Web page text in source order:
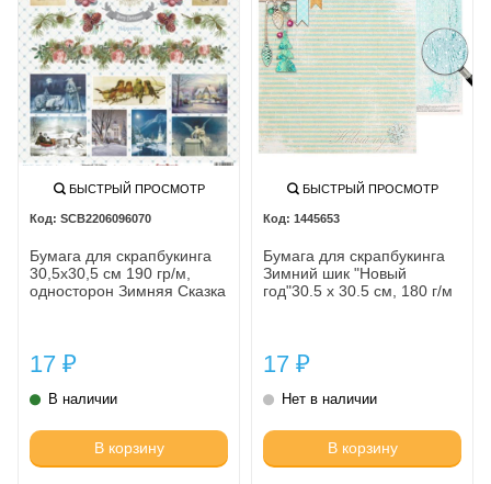
БЫСТРЫЙ ПРОСМОТР
SCB2206096070
Бумага для скрапбукинга
30,5х30,5 см 190 гр/м,
односторон Зимняя Сказка
17 ₽
В наличии
В корзину
БЫСТРЫЙ ПРОСМОТР
1445653
Бумага для скрапбукинга
Зимний шик "Новый
год"30.5 x 30.5 см, 180 г/м
17 ₽
Нет в наличии
В корзину